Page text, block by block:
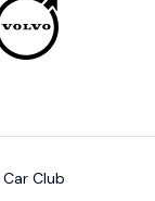
Car Club